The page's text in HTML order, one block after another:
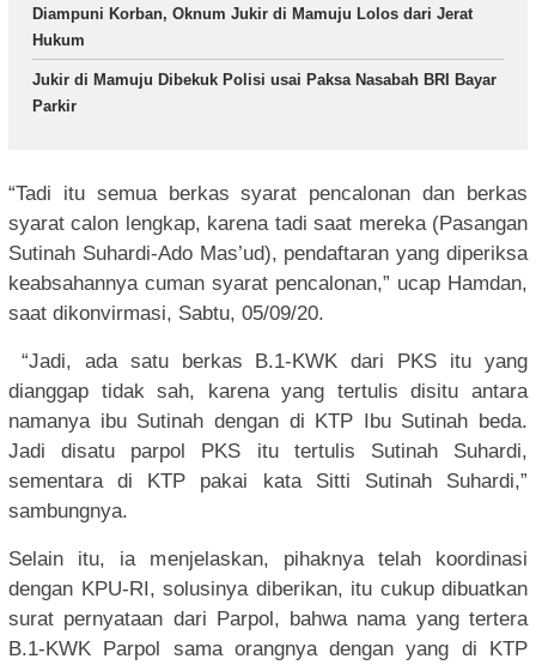
Diampuni Korban, Oknum Jukir di Mamuju Lolos dari Jerat
Hukum
Jukir di Mamuju Dibekuk Polisi usai Paksa Nasabah BRI Bayar
Parkir
“Tadi itu semua berkas syarat pencalonan dan berkas
syarat calon lengkap, karena tadi saat mereka (Pasangan
Sutinah Suhardi-Ado Mas’ud), pendaftaran yang diperiksa
keabsahannya cuman syarat pencalonan,” ucap Hamdan,
saat dikonvirmasi, Sabtu, 05/09/20.
“Jadi, ada satu berkas B.1-KWK dari PKS itu yang
dianggap tidak sah, karena yang tertulis disitu antara
namanya ibu Sutinah dengan di KTP Ibu Sutinah beda.
Jadi disatu parpol PKS itu tertulis Sutinah Suhardi,
sementara di KTP pakai kata Sitti Sutinah Suhardi,”
sambungnya.
Selain itu, ia menjelaskan, pihaknya telah koordinasi
dengan KPU-RI, solusinya diberikan, itu cukup dibuatkan
surat pernyataan dari Parpol, bahwa nama yang tertera
B.1-KWK Parpol sama orangnya dengan yang di KTP